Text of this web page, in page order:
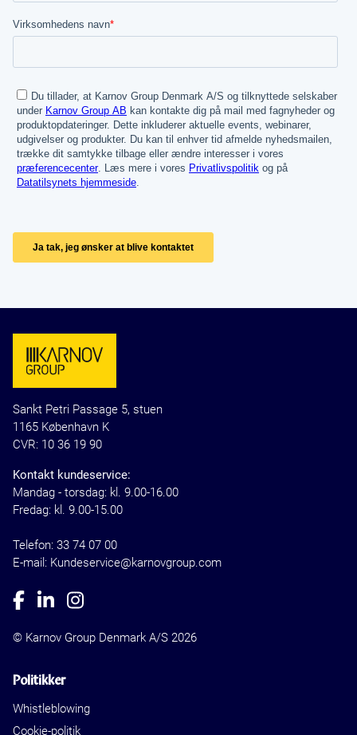
Sankt Petri Passage 5, stuen
1165 København K
CVR: 10 36 19 90
Kontakt kundeservice:
Mandag - torsdag: kl. 9.00-16.00
Fredag: kl. 9.00-15.00
Telefon: 33 74 07 00
E-mail: Kundeservice@karnovgroup.com
© Karnov Group Denmark A/S 2026
Politikker
Whistleblowing
Cookie-politik